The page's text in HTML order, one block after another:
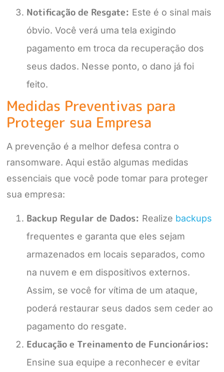
Notificação de Resgate: Este é o sinal mais
óbvio. Você verá uma tela exigindo
pagamento em troca da recuperação dos
seus dados. Nesse ponto, o dano já foi
feito.
Medidas Preventivas para
Proteger sua Empresa
A prevenção é a melhor defesa contra o
ransomware. Aqui estão algumas medidas
essenciais que você pode tomar para proteger
sua empresa:
Backup Regular de Dados: Realize backups
frequentes e garanta que eles sejam
armazenados em locais separados, como
na nuvem e em dispositivos externos.
Assim, se você for vítima de um ataque,
poderá restaurar seus dados sem ceder ao
pagamento do resgate.
Educação e Treinamento de Funcionários:
Ensine sua equipe a reconhecer e evitar